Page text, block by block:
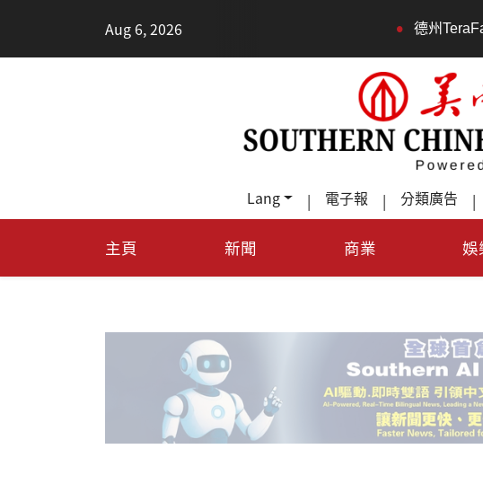
Aug 6, 2026 德州TeraFab芯片项
Lang | 電子報 | 分類廣告 |
主頁 新聞 商業 娛